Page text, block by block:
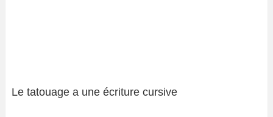
Le tatouage a une écriture cursive